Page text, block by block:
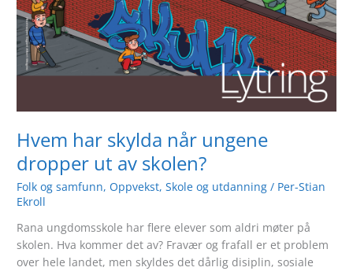
Hvem har skylda når ungene
dropper ut av skolen?
Folk og samfunn,Oppvekst,Skole og utdanning / Per-Stian
Ekroll
Rana ungdomsskole har flere elever som aldri møter på
skolen. Hva kommer det av? Fravær og frafall er et problem
over hele landet, men skyldes det dårlig disiplin, sosiale
ungene
dropper
ut
av
skolen?